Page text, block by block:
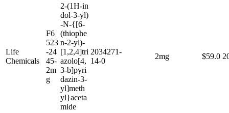
Life
Chemicals
F6
523
-24
45-
2m
g
2-(1H-in
dol-3-yl)
-N-{[6-
(thiophe
n-2-yl)-
[1,2,4]tri
azolo[4,
3-b]pyri
dazin-3-
yl]meth
yl}aceta
mide
2034271-
14-0
2mg $59.0